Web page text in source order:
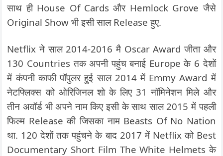
साथ ही House Of Cards और Hemlock Grove जैसे
Original Show भी इसी साल Release हुए.
Netflix ने साल 2014-2016 मै Oscar Award जीता और
130 Countries तक अपनी पहुंच बनाई Europe के 6 देशों
में कंपनी काफी पॉपुलर हुई साल 2014 में Emmy Award में
नेटफ्लिक्स को ओरिजिनल शो के लिए 31 नॉमिनेशन मिले और
तीन अवॉर्ड भी अपने नाम किए इसी के साथ साल 2015 में पहली
फिल्म Release की जिसका नाम Beasts Of No Nation
था. 120 देशों तक पहुंचने के बाद 2017 में Netflix को Best
Documentary Short Film The White Helmets के